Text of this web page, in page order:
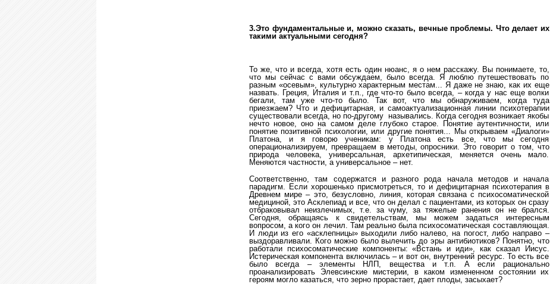
3.Это фундаментальные и, можно сказать, вечные проблемы. Что делает их
такими актуальными сегодня?
То же, что и всегда, хотя есть один нюанс, я о нем расскажу. Вы понимаете, то,
что мы сейчас с вами обсуждаем, было всегда. Я люблю путешествовать по
разным «осевым», культурно характерным местам... Я даже не знаю, как их еще
назвать. Греция, Италия и т.п., где что-то было всегда, – когда у нас еще волки
бегали, там уже что-то было. Так вот, что мы обнаруживаем, когда туда
приезжаем? Что и дефицитарная, и самоактуализационная линии психотерапии
существовали всегда, но по-другому назывались. Когда сегодня возникает якобы
нечто новое, оно на самом деле глубоко старое. Понятие аутентичности, или
понятие позитивной психологии, или другие понятия... Мы открываем «Диалоги»
Платона, и я говорю ученикам: у Платона есть все, что мы сегодня
операционализируем, превращаем в методы, опросники. Это говорит о том, что
природа человека, универсальная, архетипическая, меняется очень мало.
Меняются частности, а универсальное – нет.
Соответственно, там содержатся и разного рода начала методов и начала
парадигм. Если хорошенько присмотреться, то и дефицитарная психотерапия в
Древнем мире – это, безусловно, линия, которая связана с психосоматической
медициной, это Асклепиад и все, что он делал с пациентами, из которых он сразу
отбраковывал неизлечимых, т.е. за чуму, за тяжелые ранения он не брался.
Сегодня, обращаясь к свидетельствам, мы можем задаться интересным
вопросом, а кого он лечил. Там реально была психосоматическая составляющая.
И люди из его «асклепницы» выходили либо налево, на погост, либо направо –
выздоравливали. Кого можно было вылечить до эры антибиотиков? Понятно, что
работали психосоматические компоненты: «Встань и иди», как сказал Иисус.
Истерическая компонента включилась – и вот он, внутренний ресурс. То есть все
было всегда – элементы НЛП, вещества и т.п. А если рационально
проанализировать Элевсинские мистерии, в каком измененном состоянии их
героям могло казаться, что зерно прорастает, дает плоды, засыхает?